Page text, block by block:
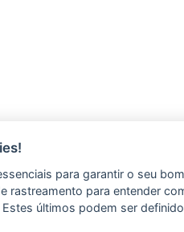
para garantir o seu
rastreamento para entender
últimos podem ser